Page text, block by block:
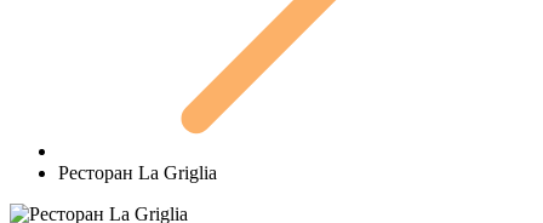
Ресторан La Griglia